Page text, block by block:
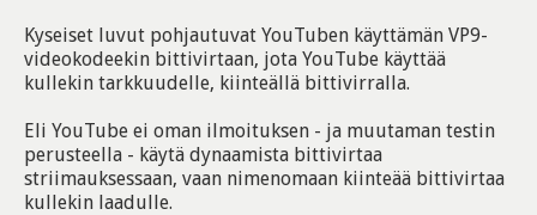
Kyseiset luvut pohjautuvat YouTuben käyttämän VP9-
videokodeekin bittivirtaan, jota YouTube käyttää
kullekin tarkkuudelle, kiinteällä bittivirralla.
Eli YouTube ei oman ilmoituksen - ja muutaman testin
perusteella - käytä dynaamista bittivirtaa
striimauksessaan, vaan nimenomaan kiinteää bittivirtaa
kullekin laadulle.